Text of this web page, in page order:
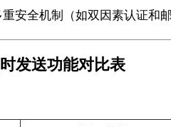
安全机制（如双因素认证和
发送功能对比表